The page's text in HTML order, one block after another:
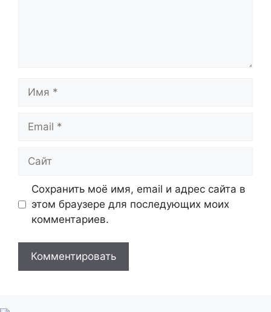
Сохранить моё имя, email и адрес сайта в
этом браузере для последующих моих
комментариев.